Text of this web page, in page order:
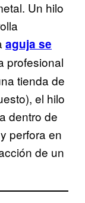
Un hilo
aguja se
profesional
tienda de
el hilo
dentro de
perfora en
de un